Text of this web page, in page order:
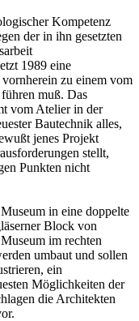
Kompetenz
der in ihn gesetzten
1989 eine
zu einem vom
muß. Das
vom Atelier in der
Bautechnik alles,
jenes Projekt
stellt,
Punkten nicht
in eine doppelte
Block von
im rechten
umbaut und sollen
ein
Möglichkeiten der
die Architekten